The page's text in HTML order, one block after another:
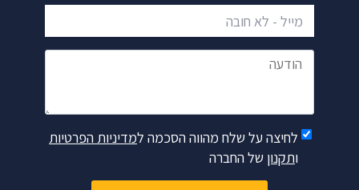
מייל - לא חובה
הודעה
לחיצה על שלח מהווה הסכמה למדיניות הפרטיות
ותקנון של החברה